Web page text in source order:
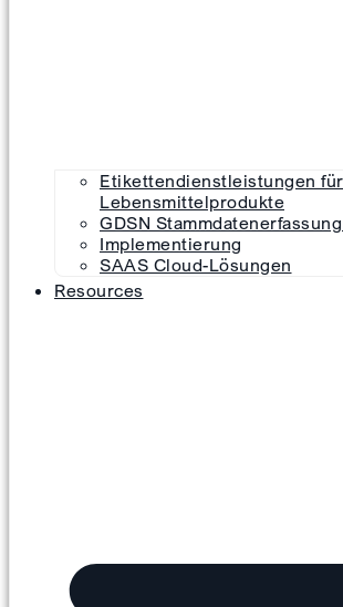
Etikettendienstleistungen für
Lebensmittelprodukte
GDSN
Implementierung
SAAS Cloud-Lösungen
Resources